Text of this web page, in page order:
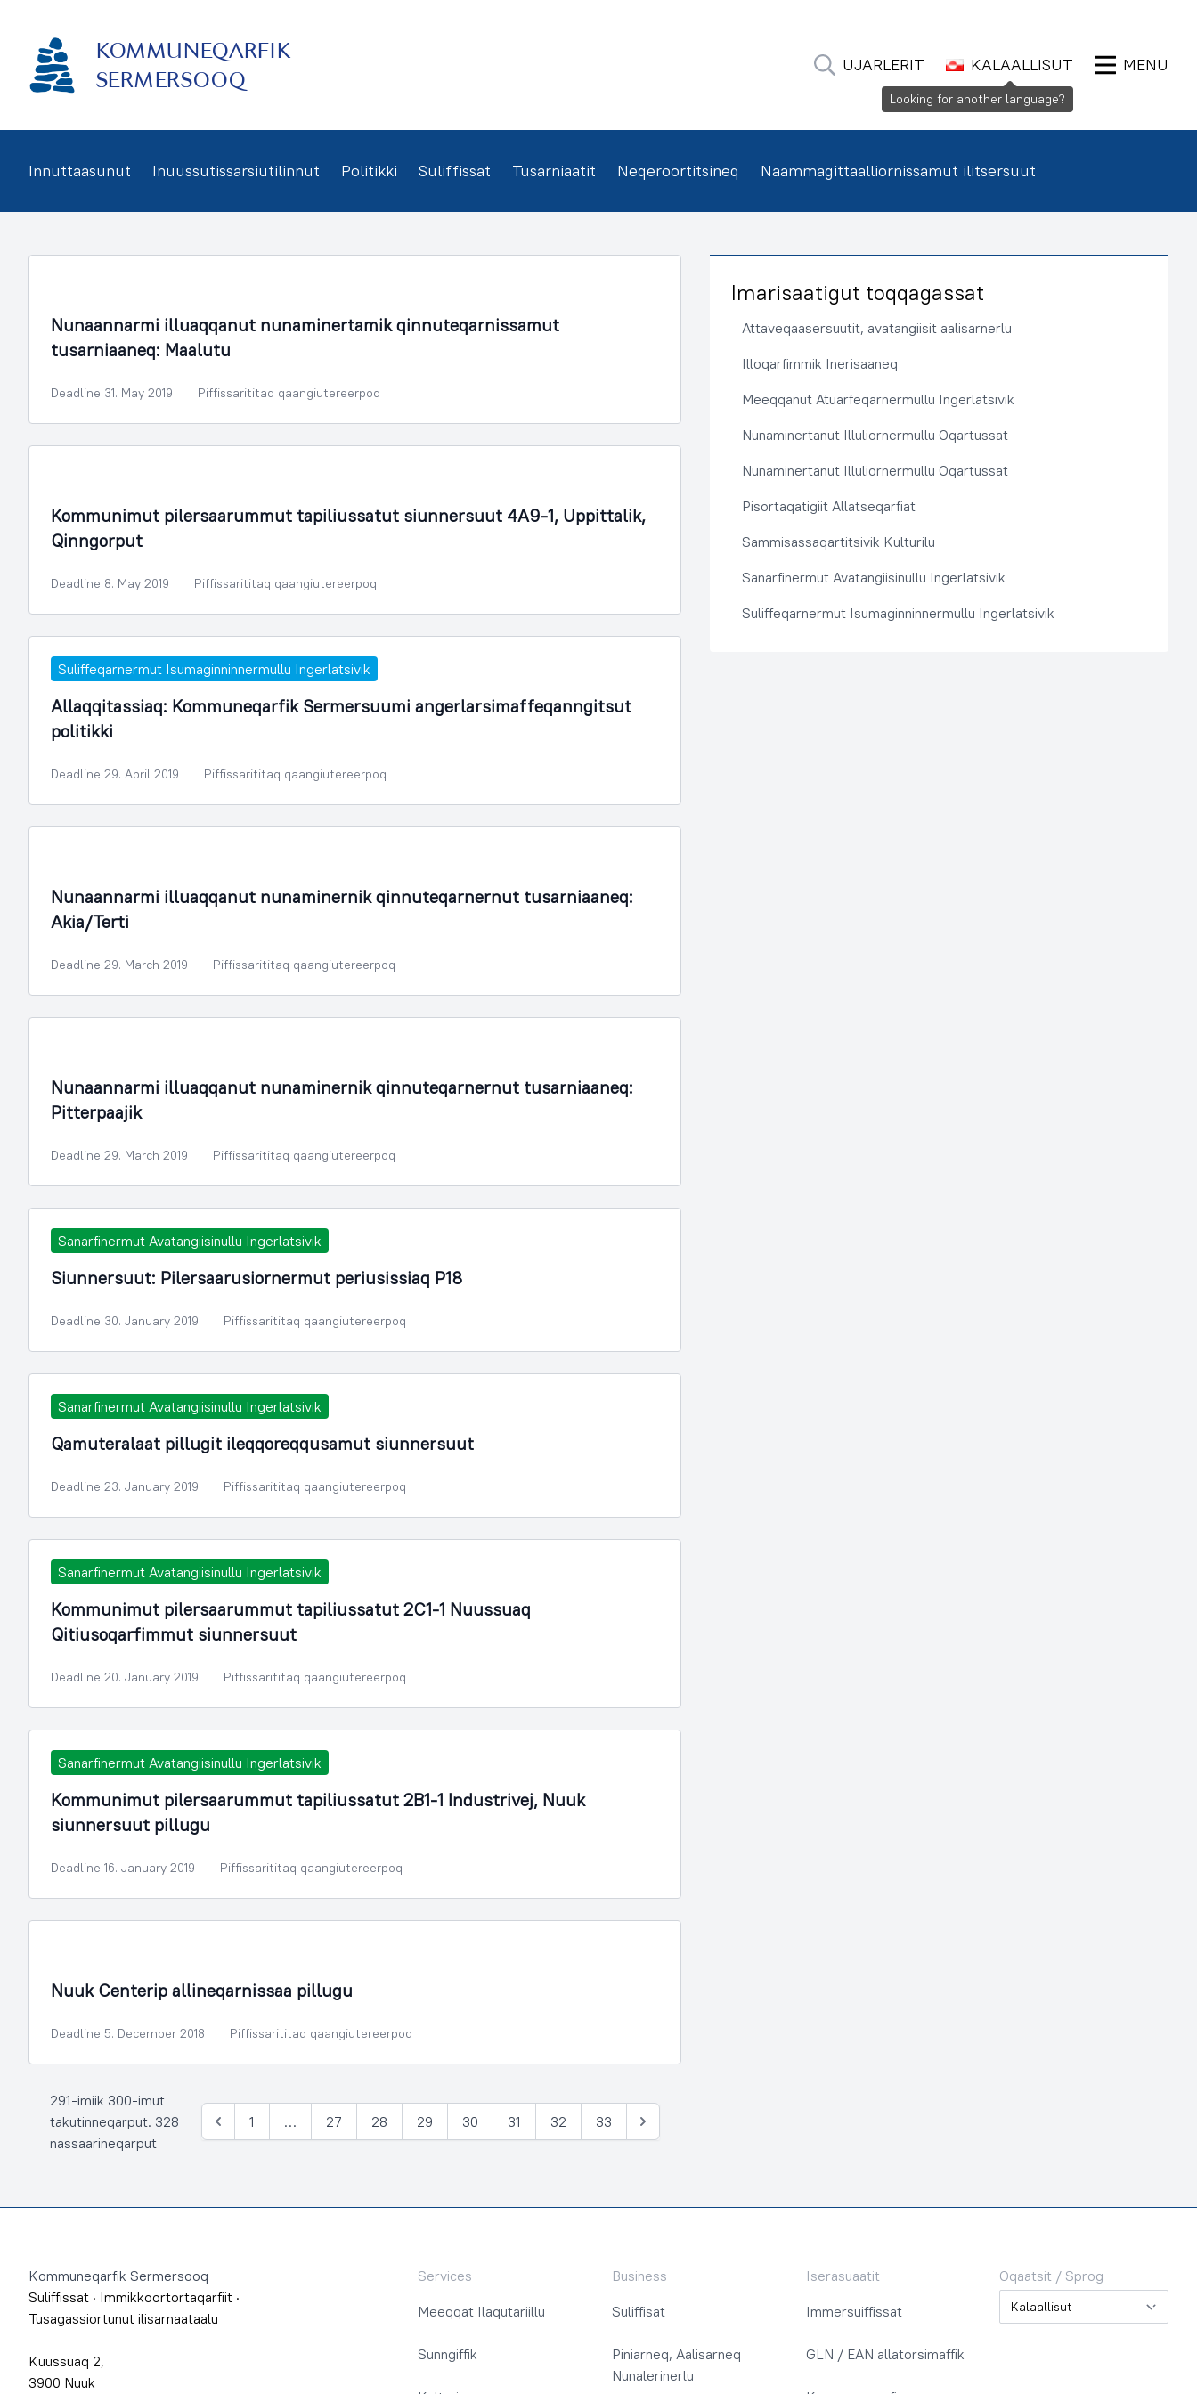
KOMMUNEQARFIK
SERMERSOOQ
UJARLERIT KALAALLISUT MENU
Innuttaasunut Inuussutissarsiutilinnut Politikki Suliffissat Tusarniaatit Neqeroortitsineq Naammagittaalliornissamut ilitsersuut
Nunaannarmi illuaqqanut nunaminertamik qinnuteqarnissamut
tusarniaaneq: Maalutu
Deadline 31. May 2019 Piffissarititaq qaangiutereerpoq
Kommunimut pilersaarummut tapiliussatut siunnersuut 4A9-1, Uppittalik,
Qinngorput
Deadline 8. May 2019 Piffissarititaq qaangiutereerpoq
Suliffeqarnermut Isumaginninnermullu Ingerlatsivik
Allaqqitassiaq: Kommuneqarfik Sermersuumi angerlarsimaffeqanngitsut
politikki
Deadline 29. April 2019 Piffissarititaq qaangiutereerpoq
Nunaannarmi illuaqqanut nunaminernik qinnuteqarnernut tusarniaaneq:
Akia/Terti
Deadline 29. March 2019 Piffissarititaq qaangiutereerpoq
Nunaannarmi illuaqqanut nunaminernik qinnuteqarnernut tusarniaaneq:
Pitterpaajik
Deadline 29. March 2019 Piffissarititaq qaangiutereerpoq
Sanarfinermut Avatangiisinullu Ingerlatsivik
Siunnersuut: Pilersaarusiornermut periusissiaq P18
Deadline 30. January 2019 Piffissarititaq qaangiutereerpoq
Sanarfinermut Avatangiisinullu Ingerlatsivik
Qamuteralaat pillugit ileqqoreqqusamut siunnersuut
Deadline 23. January 2019 Piffissarititaq qaangiutereerpoq
Sanarfinermut Avatangiisinullu Ingerlatsivik
Kommunimut pilersaarummut tapiliussatut 2C1-1 Nuussuaq
Qitiusoqarfimmut siunnersuut
Deadline 20. January 2019 Piffissarititaq qaangiutereerpoq
Sanarfinermut Avatangiisinullu Ingerlatsivik
Kommunimut pilersaarummut tapiliussatut 2B1-1 Industrivej, Nuuk
siunnersuut pillugu
Deadline 16. January 2019 Piffissarititaq qaangiutereerpoq
Nuuk Centerip allineqarnissaa pillugu
Deadline 5. December 2018 Piffissarititaq qaangiutereerpoq
291-imiik 300-imut
takutinneqarput. 328
nassaarineqarput
Siulia
1 … 27 28 29 30 31 32 33
Tullia
Imarisaatigut toqqagassat
Attaveqaasersuutit, avatangiisit aalisarnerlu
Illoqarfimmik Inerisaaneq
Meeqqanut Atuarfeqarnermullu Ingerlatsivik
Nunaminertanut Illuliornermullu Oqartussat
Nunaminertanut Illuliornermullu Oqartussat
Pisortaqatigiit Allatseqarfiat
Sammisassaqartitsivik Kulturilu
Sanarfinermut Avatangiisinullu Ingerlatsivik
Suliffeqarnermut Isumaginninnermullu Ingerlatsivik
Kommuneqarfik Sermersooq
Suliffissat · Immikkoortortaqarfiit ·
Tusagassiortunut ilisarnaataalu
Kuussuaq 2,
3900 Nuuk
Services
Meeqqat Ilaqutariillu
Sunngiffik
Business
Suliffisat
Piniarneq, Aalisarneq
Nunalerinerlu
Iserasuaatit
Immersuiffissat
GLN / EAN allatorsimaffik
Oqaatsit / Sprog
Oqaatsit / Sprog
Looking for another language?